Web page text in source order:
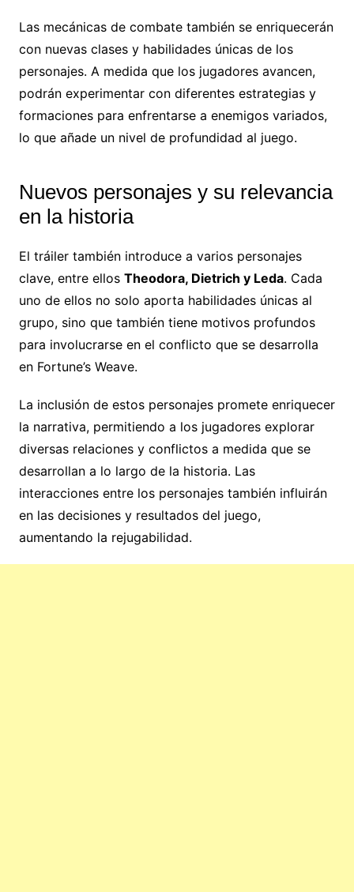
Las mecánicas de combate también se enriquecerán
con nuevas clases y habilidades únicas de los
personajes. A medida que los jugadores avancen,
podrán experimentar con diferentes estrategias y
formaciones para enfrentarse a enemigos variados,
lo que añade un nivel de profundidad al juego.
Nuevos personajes y su relevancia
en la historia
El tráiler también introduce a varios personajes
clave, entre ellos Theodora, Dietrich y Leda. Cada
uno de ellos no solo aporta habilidades únicas al
grupo, sino que también tiene motivos profundos
para involucrarse en el conflicto que se desarrolla
en Fortune’s Weave.
La inclusión de estos personajes promete enriquecer
la narrativa, permitiendo a los jugadores explorar
diversas relaciones y conflictos a medida que se
desarrollan a lo largo de la historia. Las
interacciones entre los personajes también influirán
en las decisiones y resultados del juego,
aumentando la rejugabilidad.